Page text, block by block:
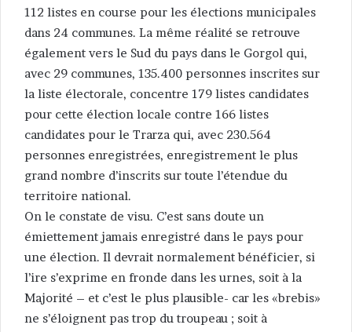
112 listes en course pour les élections municipales
dans 24 communes. La même réalité se retrouve
également vers le Sud du pays dans le Gorgol qui,
avec 29 communes, 135.400 personnes inscrites sur
la liste électorale, concentre 179 listes candidates
pour cette élection locale contre 166 listes
candidates pour le Trarza qui, avec 230.564
personnes enregistrées, enregistrement le plus
grand nombre d’inscrits sur toute l’étendue du
territoire national.
On le constate de visu. C’est sans doute un
émiettement jamais enregistré dans le pays pour
une élection. Il devrait normalement bénéficier, si
l’ire s’exprime en fronde dans les urnes, soit à la
Majorité – et c’est le plus plausible- car les «brebis»
ne s’éloignent pas trop du troupeau ; soit à